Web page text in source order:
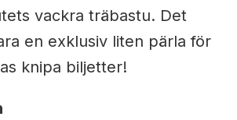
vackra träbastu. Det
en exklusiv liten pärla för
knipa biljetter!